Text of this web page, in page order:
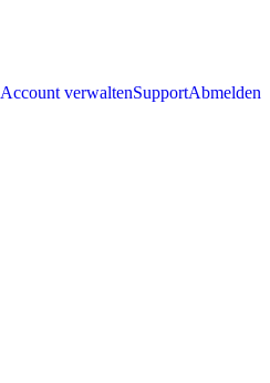
Account verwaltenSupportAbmelden